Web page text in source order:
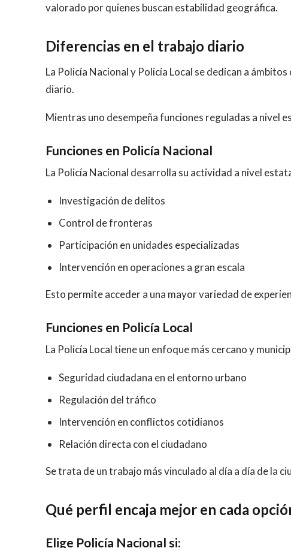
valorado por quienes buscan estabilidad geográfica.
Diferencias en el trabajo diario
La Policía Nacional y Policía Local se dedican a
diario.
Mientras uno desempeña funciones reguladas a nivel
Funciones en Policía Nacional
La Policía Nacional desarrolla su actividad a nivel
Investigación de delitos
Control de fronteras
Participación en unidades especializadas
Intervención en operaciones a gran escala
Esto permite acceder a una mayor variedad de
Funciones en Policía Local
La Policía Local tiene un enfoque más cercano y
Seguridad ciudadana en el entorno urbano
Regulación del tráfico
Intervención en conflictos cotidianos
Relación directa con el ciudadano
Se trata de un trabajo más vinculado al día a día de la
Qué perfil encaja mejor en cada
Elige Policía Nacional si: